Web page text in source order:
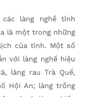
làng nghề tỉnh
là một trong những
của tỉnh. Một số
với làng nghề hiệu
làng rau Trà Quế,
Hội An; làng trồng